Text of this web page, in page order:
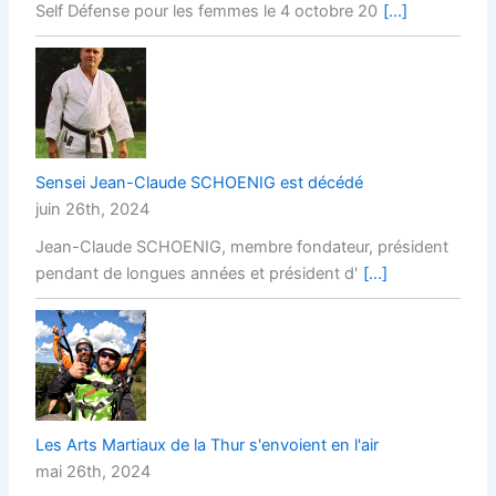
Self Défense pour les femmes le 4 octobre 20 [...]
Sensei Jean-Claude SCHOENIG est décédé
juin 26th, 2024
Jean-Claude SCHOENIG, membre fondateur, président
pendant de longues années et président d' [...]
Les Arts Martiaux de la Thur s'envoient en l'air
mai 26th, 2024